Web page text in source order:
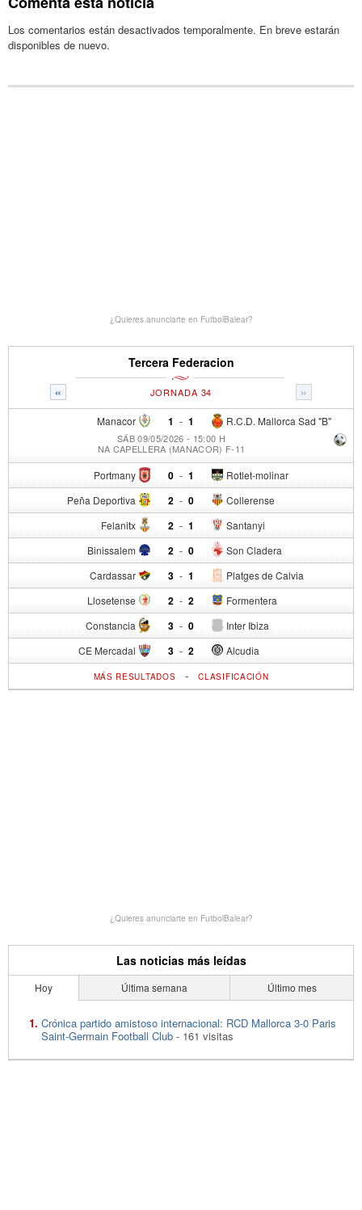
Los comentarios están desactivados temporalmente. En breve estarán
disponibles de nuevo.
¿Quieres anunciarte en FutbolBalear?
Tercera Federacion
« »
JORNADA 34
Manacor 1 - R.C.D. Mallorca Sad "B"
1
SÁB 09/05/2026 - 15:00 H
NA CAPELLERA (MANACOR) F-11
Portmany 0 - Rotlet-molinar
1
Peña Deportiva 2 - Collerense
0
Felanitx 2 - Santanyi
1
Binissalem 2 - Son Cladera
0
Cardassar 3 - Platges de Calvia
1
Llosetense 2 - Formentera
2
Constancia 3 - Inter Ibiza
0
CE Mercadal 3 - Alcudia
2
MÁS RESULTADOS -CLASIFICACIÓN
¿Quieres anunciarte en FutbolBalear?
Las noticias más leídas
Hoy Última semana Último mes
Crónica partido amistoso internacional: RCD Mallorca 3-0 Paris
Saint-Germain Football Club - 161 visitas